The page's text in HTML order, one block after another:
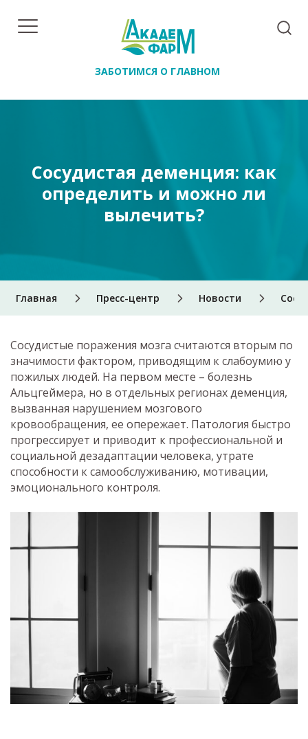
ЗАБОТИМСЯ О ГЛАВНОМ
Главная Пресс-центр Новости
Сосудистая деменция: как
определить и можно ли
вылечить?
Сосудистые поражения мозга считаются вторым по
значимости фактором, приводящим к слабоумию у
пожилых людей. На первом месте – болезнь
Альцгеймера, но в отдельных регионах деменция,
вызванная нарушением мозгового
кровообращения, ее опережает. Патология быстро
прогрессирует и приводит к профессиональной и
социальной дезадаптации человека, утрате
способности к самообслуживанию, мотивации,
эмоционального контроля.